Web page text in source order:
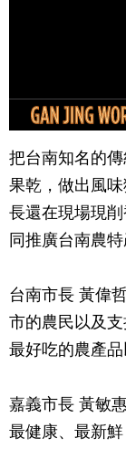
把台南知名的
果乾，做出風
長還在現場現
同推廣台南農特
台南市長 黃偉
市的農民以及
最好吃的農產品
嘉義市長 黃敏
最健康、最新